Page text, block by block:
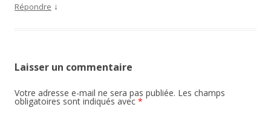
Répondre ↓
Laisser un commentaire
Votre adresse e-mail ne sera pas publiée. Les champs
obligatoires sont indiqués avec *